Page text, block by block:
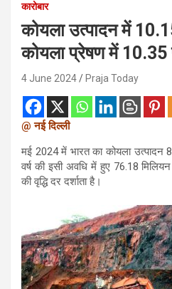
कारोबार
कोयला उत्पादन में
कोयला प्रेषण में 10.35
4 June 2024 Praja Today
@ नई दिल्ली
मई 2024 में भारत का कोयला
वर्ष की इसी अवधि में हुए 76.18
की वृद्धि दर दर्शाता है।